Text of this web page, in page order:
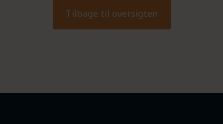
Tilbage til oversigten